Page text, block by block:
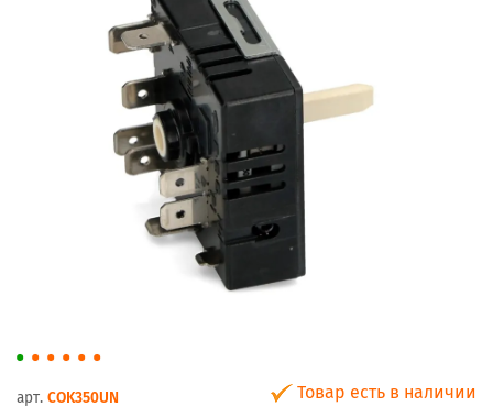
арт. COK350UN Товар есть в наличии